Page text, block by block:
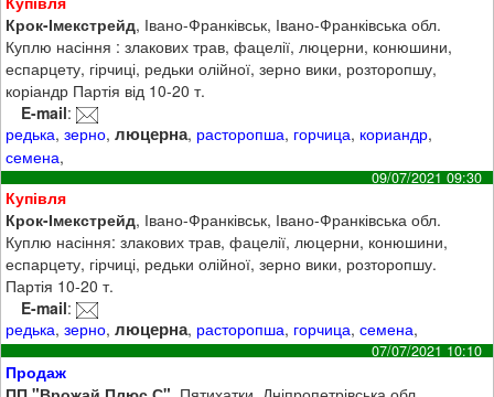
Крок-Імекстрейд, Івано-Франківськ, Івано-Франківська обл.
Куплю насіння : злакових трав, фацелії, люцерни, конюшини,
еспарцету, гірчиці, редьки олійної, зерно вики, розторопшу,
коріандр Партія від 10-20 т.
E-mail:
редька,зерно,люцерна, расторопша, горчица, кориандр,
семена,
09/07/2021 09:30
Купівля
Крок-Імекстрейд, Івано-Франківськ, Івано-Франківська обл.
Куплю насіння: злакових трав, фацелії, люцерни, конюшини,
еспарцету, гірчиці, редьки олійної, зерно вики, розторопшу.
Партія 10-20 т.
E-mail:
редька,зерно,люцерна, расторопша, горчица,семена,
07/07/2021 10:10
Продаж